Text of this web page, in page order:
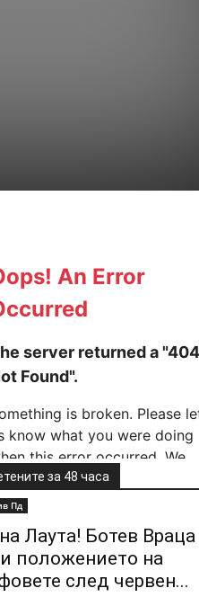
за 48 часа
Пд
Лаута! Ботев Враца
положението на
след червен...